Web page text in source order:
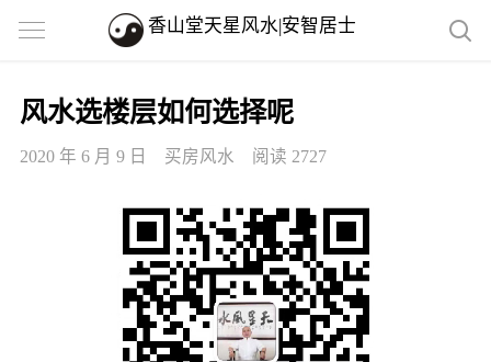
香山堂天星风水|安智居士
风水选楼层如何选择呢
2020 年 6 月 9 日 买房风水 阅读 2727